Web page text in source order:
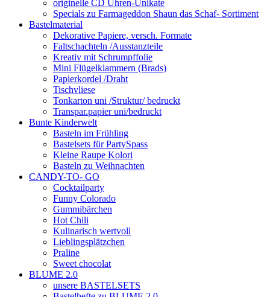
originelle CD Uhren-Unikate
Specials zu Farmageddon Shaun das Schaf- Sortiment
Bastelmaterial
Dekorative Papiere, versch. Formate
Faltschachteln /Ausstanzteile
Kreativ mit Schrumpffolie
Mini Flügelklammern (Brads)
Papierkordel /Draht
Tischvliese
Tonkarton uni /Struktur/ bedruckt
Transpar.papier uni/bedruckt
Bunte Kinderwelt
Basteln im Frühling
Bastelsets für PartySpass
Kleine Raupe Kolori
Basteln zu Weihnachten
CANDY-TO- GO
Cocktailparty
Funny Colorado
Gummibärchen
Hot Chili
Kulinarisch wertvoll
Lieblingsplätzchen
Praline
Sweet chocolat
BLUME 2.0
unsere BASTELSETS